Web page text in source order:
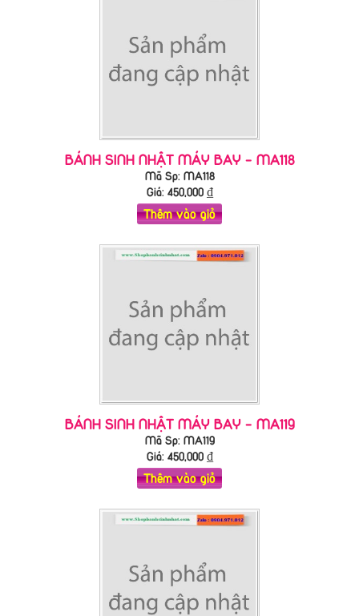
BÁNH SINH NHẬT MÁY BAY - MA118
Mã Sp: MA118
Giá: 450,000₫
Thêm vào giỏ
BÁNH SINH NHẬT MÁY BAY - MA119
Mã Sp: MA119
Giá: 450,000₫
Thêm vào giỏ